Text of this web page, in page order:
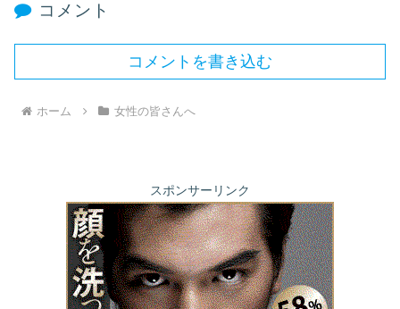
コメント
コメントを書き込む
ホーム 女性の皆さんへ
スポンサーリンク